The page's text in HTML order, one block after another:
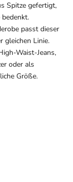
Spitze gefertigt,
passt dieser
gleichen Linie.
Waist-Jeans,
oder als
Größe.